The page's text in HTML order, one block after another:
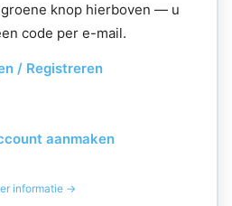
knop hierboven — u
code per e-mail.
/ Registreren
aanmaken
informatie →